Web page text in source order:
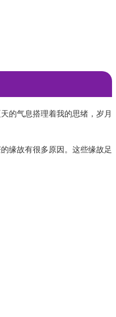
的气息搭理着我的思绪，岁月
缘故有很多原因。这些缘故足